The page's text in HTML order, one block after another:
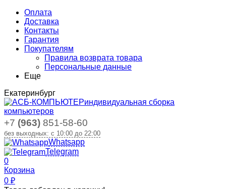
Оплата
Доставка
Контакты
Гарантия
Покупателям
Правила возврата товара
Персональные данные
Еще
Екатеринбург
индивидуальная сборка
компьютеров
+7 (963) 851-58-60
без выходных: с 10:00 до 22:00
Whatsapp
Telegram
0
Корзина
0 ₽